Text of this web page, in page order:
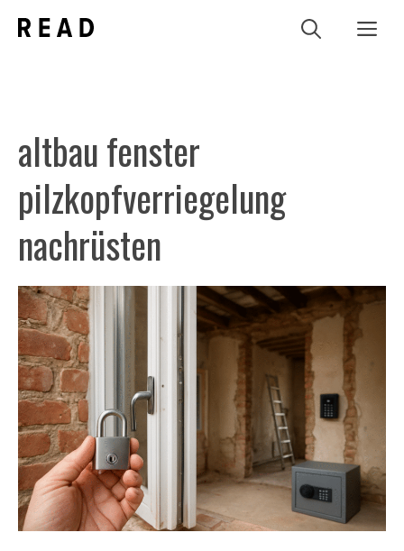
Inhalt
altbau fenster
pilzkopfverriegelung
nachrüsten